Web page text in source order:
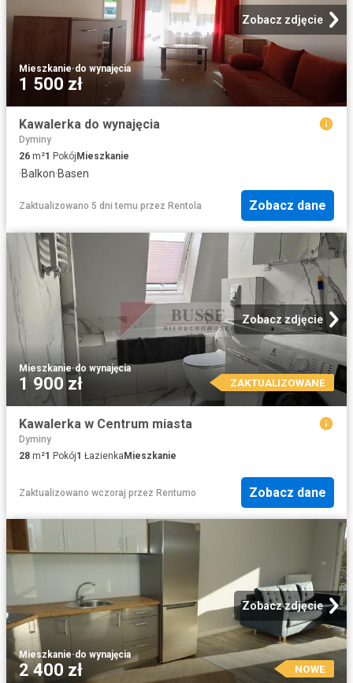
Zobacz zdjęcie
Mieszkanie·do wynajęcia
1 500 zł
Kawalerka do wynajęcia
Dyminy
26 m²1 Pokój Mieszkanie
·Balkon·Basen
Zaktualizowano 5 dni temu przez Rentola Zobacz dane
Zobacz zdjęcie
Mieszkanie·do wynajęcia
1 900 zł ZAKTUALIZOWANE
Kawalerka w Centrum miasta
Dyminy
28 m²1 Pokój1 ŁazienkaMieszkanie
Zaktualizowano wczoraj przez Rentumo Zobacz dane
Zobacz zdjęcie
Mieszkanie·do wynajęcia
2 400 zł NOWE